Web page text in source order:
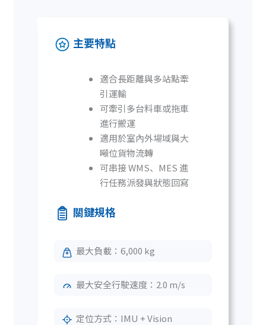
主要特點
適合長距離與多站點牽
引運輸
可牽引多台料車或拖車
進行搬運
適用於室內外場域與大
噸位貨物流轉
可串接 WMS、MES 進
行任務派發與狀態回寫
關鍵規格
最大負載：6,000 kg
最大安全行駛速度：2.0 m/s
定位方式：IMU + Vision